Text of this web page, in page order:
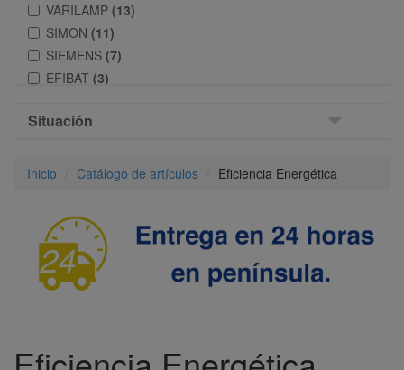
VARILAMP (13)
SIMON (11)
SIEMENS (7)
EFIBAT (3)
NIESSEN
Situación
Inicio Catálogo de artículos Eficiencia Energética